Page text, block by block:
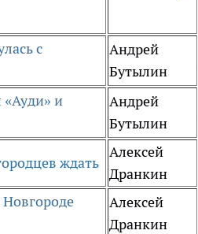
с
Андрей
Бутылин
и
Андрей
Бутылин
ждать
Алексей
Дранкин
Алексей
Дранкин